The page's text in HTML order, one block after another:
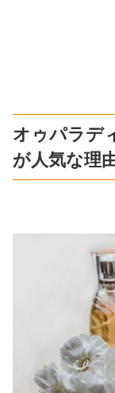
オゥパラデ
が人気な理